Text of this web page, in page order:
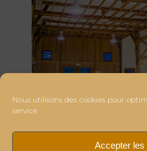
Nous utilisons des cookies pour
service.
Accepter les